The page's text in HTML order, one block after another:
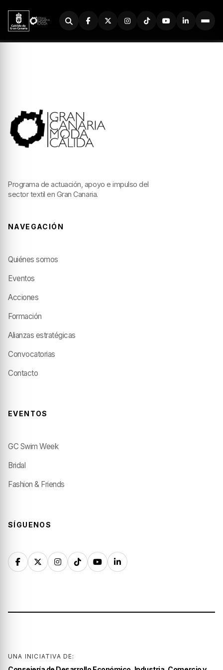
Buscador
Programa de actuación, apoyo e impulso del
sector textil en Gran Canaria.
NAVEGACIÓN
Quiénes somos
Eventos
Acciones
Formación
Alianzas estratégicas
Convocatorias
Contacto
EVENTOS
GC Swim Week
Bridal
Fashion & Friends
SÍGUENOS
UNA INICIATIVA DE: